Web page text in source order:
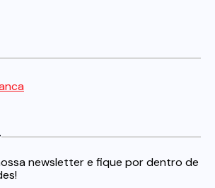
newsletter e fique por dentro de